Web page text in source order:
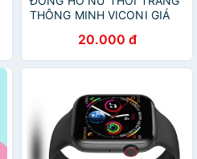
THÔNG MINH VICONI GIÁ
20.000 đ